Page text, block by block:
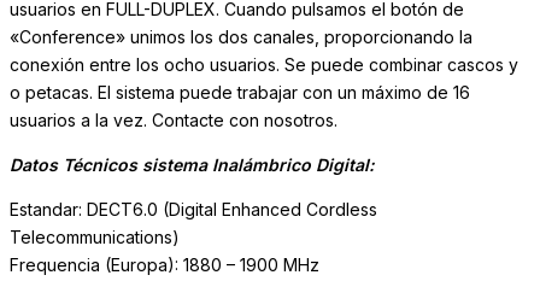
usuarios en FULL-DUPLEX. Cuando pulsamos el botón de
«Conference» unimos los dos canales, proporcionando la
conexión entre los ocho usuarios. Se puede combinar cascos y
o petacas. El sistema puede trabajar con un máximo de 16
usuarios a la vez. Contacte con nosotros.
Datos Técnicos sistema Inalámbrico Digital:
Estandar: DECT6.0 (Digital Enhanced Cordless
Telecommunications)
Frequencia (Europa): 1880 – 1900 MHz